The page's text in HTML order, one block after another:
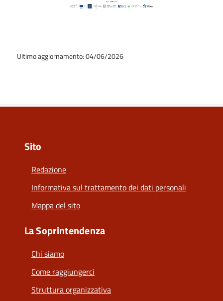
Ultimo aggiornamento: 04/06/2026
Sito
Redazione
Informativa sul trattamento dei dati personali
Mappa del sito
La Soprintendenza
Chi siamo
Come raggiungerci
Struttura organizzativa